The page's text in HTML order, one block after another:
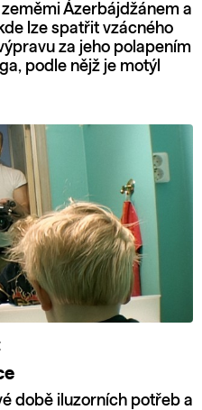
Ázerbájdžánem a
lze spatřit vzácného
za jeho polapením
podle nějž je motýl
době iluzorních potřeb a